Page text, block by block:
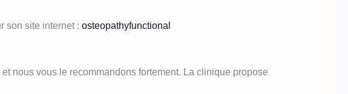
son site internet : osteopathyfunctional
nous vous le recommandons fortement. La clinique propose